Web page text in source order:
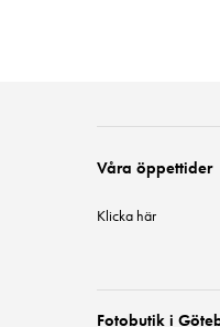
Våra öppettider
Klicka här
Fotobutik i